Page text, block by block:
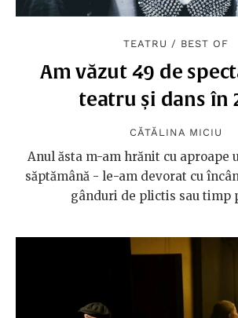
TEATRU / BEST OF
Am văzut 49 de
teatru și dans în
CĂTĂLINA MICIU
Anul ăsta m-am hrănit cu aproape
săptămână - le-am devorat cu
gânduri de plictis sau timp